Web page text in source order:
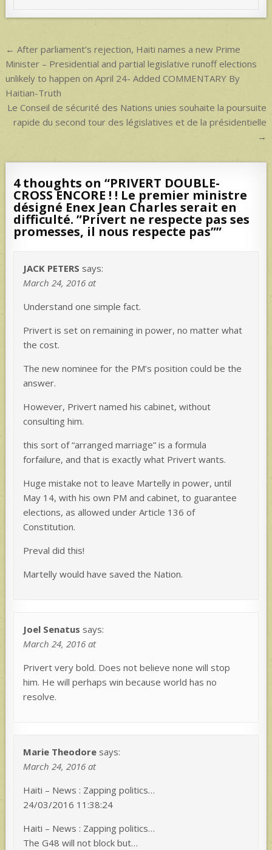
p
Post
navigation
← After parliament’s rejection, Haiti names a new Prime
Minister – Presidential and partial legislative runoff elections
unlikely to happen on April 24- Added COMMENTARY By
Haitian-Truth
Le Conseil de sécurité des Nations unies souhaite la poursuite
rapide du second tour des législatives et de la présidentielle
→
4 thoughts on “PRIVERT DOUBLE-
CROSS ENCORE ! ! Le premier ministre
désigné Enex Jean Charles serait en
difficulté. ”Privert ne respecte pas ses
promesses, il nous respecte pas””
JACK PETERS says:
March 24, 2016 at
Understand one simple fact.
Privert is set on remaining in power, no matter what
the cost.
The new nominee for the PM’s position could be the
answer.
However, Privert named his cabinet, without
consulting him.
this sort of “arranged marriage” is a formula
forfailure, and that is exactly what Privert wants.
Huge mistake not to leave Martelly in power, until
May 14, with his own PM and cabinet, to guarantee
elections, as allowed under Article 136 of
Constitution.
Preval did this!
Martelly would have saved the Nation.
Joel Senatus says:
March 24, 2016 at
Privert very bold. Does not believe none will stop
him. He will perhaps win because world has no
resolve.
Marie Theodore says:
March 24, 2016 at
Haiti – News : Zapping politics…
24/03/2016 11:38:24
Haiti – News : Zapping politics…
The G48 will not block but…